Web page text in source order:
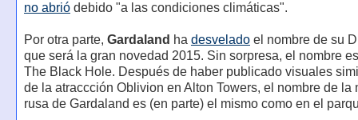
no abriódebido "a las condiciones climáticas".
Por otra parte, Gardaland ha desveladoel nombre de su
que será la gran novedad 2015. Sin sorpresa, el nombre
The Black Hole. Después de haber publicado visuales
de la atraccción Oblivion en Alton Towers, el nombre de la
rusa de Gardaland es (en parte) el mismo como en el